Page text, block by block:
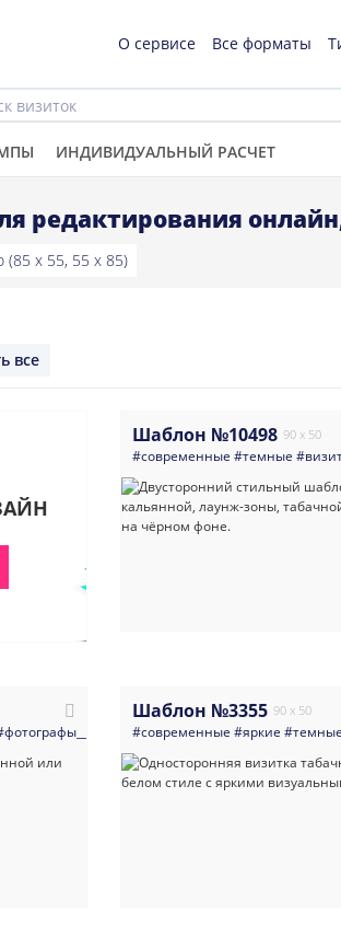
О сервисе Все форматы
ИНДИВИДУАЛЬНЫЙ РАСЧЕТ
редактирования
(85 x 55, 55 x 85)
все
Шаблон №10498 90 x 50
#современные #темные
#кальянная#бар
Шаблон №3355 90 x 50
#современные #яркие #темные